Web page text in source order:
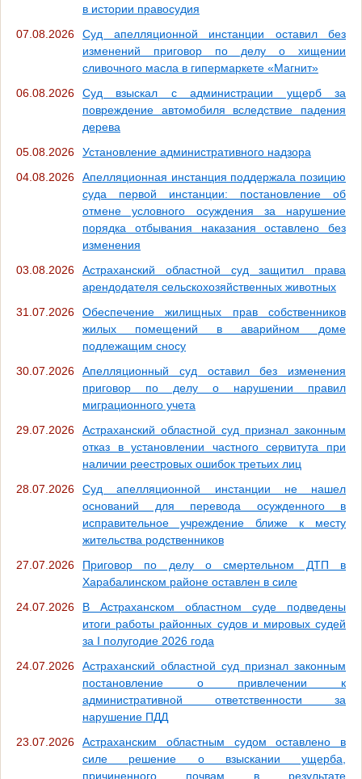
в истории правосудия
07.08.2026
Суд апелляционной инстанции оставил без
изменений приговор по делу о хищении
сливочного масла в гипермаркете «Магнит»
06.08.2026
Суд взыскал с администрации ущерб за
повреждение автомобиля вследствие падения
дерева
05.08.2026
Установление административного надзора
04.08.2026
Апелляционная инстанция поддержала позицию
суда первой инстанции: постановление об
отмене условного осуждения за нарушение
порядка отбывания наказания оставлено без
изменения
03.08.2026
Астраханский областной суд защитил права
арендодателя сельскохозяйственных животных
31.07.2026
Обеспечение жилищных прав собственников
жилых помещений в аварийном доме
подлежащим сносу
30.07.2026
Апелляционный суд оставил без изменения
приговор по делу о нарушении правил
миграционного учета
29.07.2026
Астраханский областной суд признал законным
отказ в установлении частного сервитута при
наличии реестровых ошибок третьих лиц
28.07.2026
Суд апелляционной инстанции не нашел
оснований для перевода осужденного в
исправительное учреждение ближе к месту
жительства родственников
27.07.2026
Приговор по делу о смертельном ДТП в
Харабалинском районе оставлен в силе
24.07.2026
В Астраханском областном суде подведены
итоги работы районных судов и мировых судей
за I полугодие 2026 года
24.07.2026
Астраханский областной суд признал законным
постановление о привлечении к
административной ответственности за
нарушение ПДД
23.07.2026
Астраханским областным судом оставлено в
силе решение о взыскании ущерба,
причиненного почвам в результате